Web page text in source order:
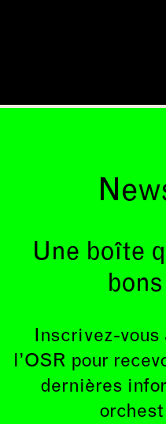
Une boîte
Inscrivez-
l’OSR pour
dernières